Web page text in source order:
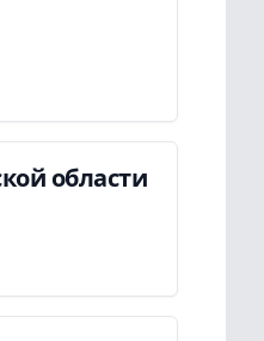
области